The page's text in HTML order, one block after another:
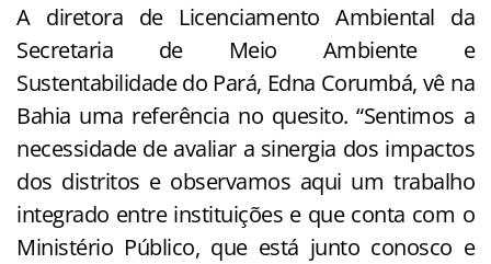
A diretora de Licenciamento Ambiental da
Secretaria de Meio Ambiente e
Sustentabilidade do Pará, Edna Corumbá, vê na
Bahia uma referência no quesito. “Sentimos a
necessidade de avaliar a sinergia dos impactos
dos distritos e observamos aqui um trabalho
integrado entre instituições e que conta com o
Ministério Público, que está junto conosco e